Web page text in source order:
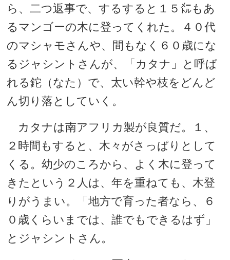
ら、二つ返事で、するすると１５㍍もあ
るマンゴーの木に登ってくれた。４０代
のマシャモさんや、間もなく６０歳にな
るジャシントさんが、「カタナ」と呼ば
れる鉈（なた）で、太い幹や枝をどんど
ん切り落としていく。
カタナは南アフリカ製が良質だ。１、
２時間もすると、木々がさっぱりとして
くる。幼少のころから、よく木に登って
きたという２人は、年を重ねても、木登
りがうまい。「地方で育った者なら、６
０歳くらいまでは、誰でもできるはず」
とジャシントさん。